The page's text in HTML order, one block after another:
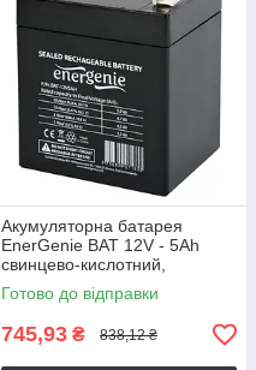
Акумуляторна батарея
EnerGenie BAT 12V - 5Ah
свинцево-кислотний,
акумулятор для електроніки
Готово до відправки
745,93 ₴ 838,12 ₴